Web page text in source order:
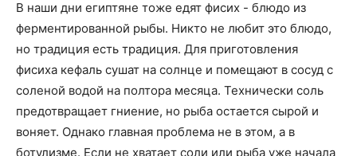
В наши дни египтяне тоже едят фисих - блюдо из
ферментированной рыбы. Никто не любит это блюдо,
но традиция есть традиция. Для приготовления
фисиха кефаль сушат на солнце и помещают в сосуд с
соленой водой на полтора месяца. Технически соль
предотвращает гниение, но рыба остается сырой и
воняет. Однако главная проблема не в этом, а в
ботулизме. Если не хватает соли или рыба уже начала